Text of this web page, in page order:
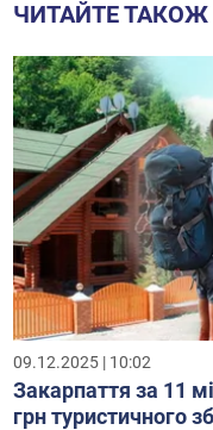
ЧИТАЙТЕ ТАКОЖ
09.12.2025 | 10:02
Закарпаття за 11
грн туристичного